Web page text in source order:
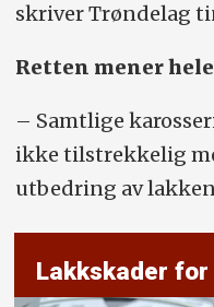
skriver Trøndelag
Retten mener
– Samtlige
ikke tilstrekkelig
utbedring av
Lakkskader for